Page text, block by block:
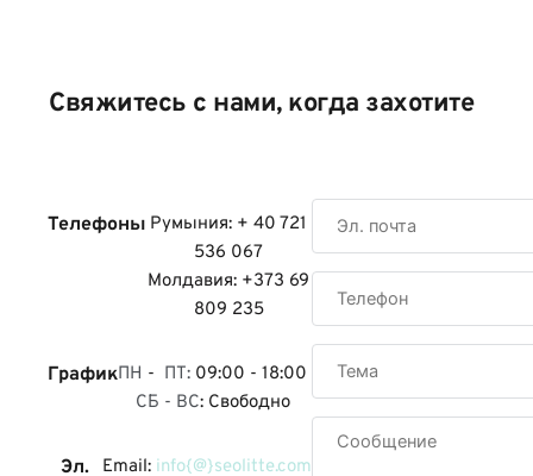
Свяжитесь с нами, когда захотите
Телефоны Румыния: + 40 721
536 067
Молдавия: +373 69
809 235
ГрафикПН - ПТ: 09:00 - 18:00
СБ - ВС: Свободно
Эл.
Email: info{@}seolitte.com